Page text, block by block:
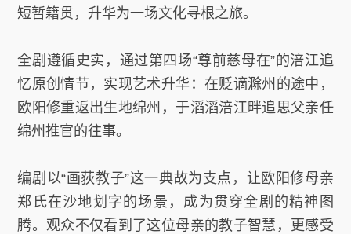
短暂籍贯，升华为一场文化寻根之旅。
全剧遵循史实，通过第四场“尊前慈母在”的涪江追
忆原创情节，实现艺术升华：在贬谪滁州的途中，
欧阳修重返出生地绵州，于滔滔涪江畔追思父亲任
绵州推官的往事。
编剧以“画荻教子”这一典故为支点，让欧阳修母亲
郑氏在沙地划字的场景，成为贯穿全剧的精神图
腾。观众不仅看到了这位母亲的教子智慧，更感受